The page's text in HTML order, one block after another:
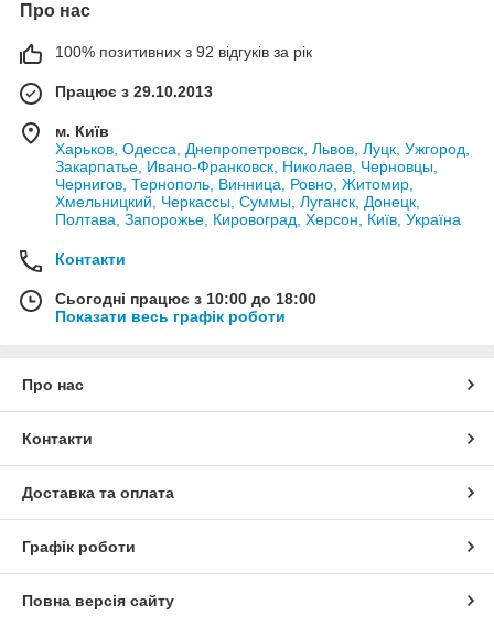
Про нас
100% позитивних з 92 відгуків за рік
Працює з 29.10.2013
м. Київ
Харьков, Одесса, Днепропетровск, Львов, Луцк, Ужгород,
Закарпатье, Ивано-Франковск, Николаев, Черновцы,
Чернигов, Тернополь, Винница, Ровно, Житомир,
Хмельницкий, Черкассы, Суммы, Луганск, Донецк,
Полтава, Запорожье, Кировоград, Херсон, Київ, Україна
Контакти
Сьогодні працює з 10:00 до 18:00
Показати весь графік роботи
Про нас
Контакти
Доставка та оплата
Графік роботи
Повна версія сайту